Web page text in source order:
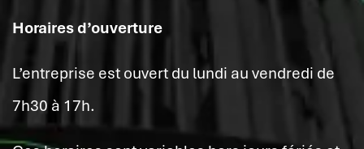
Horaires d’ouverture
L’entreprise est ouvert du lundi au vendredi de
7h30 à 17h.